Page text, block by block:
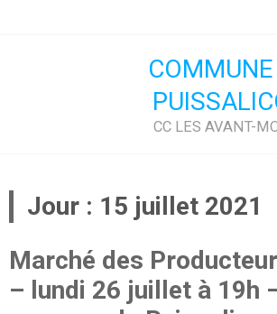
COMMUNE
CC LES AVANT-
Jour : 15 juillet 2021
Marché des
– lundi 26 juillet à 19h